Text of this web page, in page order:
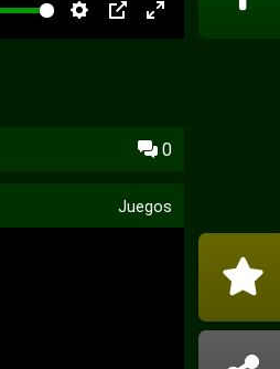
PIP
0
Juegos